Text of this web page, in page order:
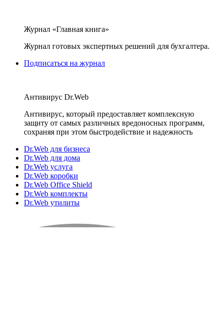
Журнал «Главная книга»
Журнал готовых экспертных решений для бухгалтера.
Подписаться на журнал
Антивирус Dr.Web
Антивирус, который предоставляет комплексную
защиту от самых различных вредоносных программ,
сохраняя при этом быстродействие и надежность
Dr.Web для бизнеса
Dr.Web для дома
Dr.Web услуга
Dr.Web коробки
Dr.Web Office Shield
Dr.Web комплекты
Dr.Web утилиты